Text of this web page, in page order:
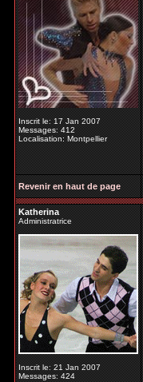
Inscrit le: 17 Jan 2007
Messages: 412
Localisation: Montpellier
Revenir en haut de page
Katherina
Administratrice
Inscrit le: 21 Jan 2007
Messages: 424